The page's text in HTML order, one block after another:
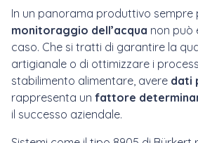
In un panorama produttivo sempre
monitoraggio dell’acqua non può
caso. Che si tratti di garantire la
artigianale o di ottimizzare i
stabilimento alimentare, avere dati
rappresenta un fattore
il successo aziendale.